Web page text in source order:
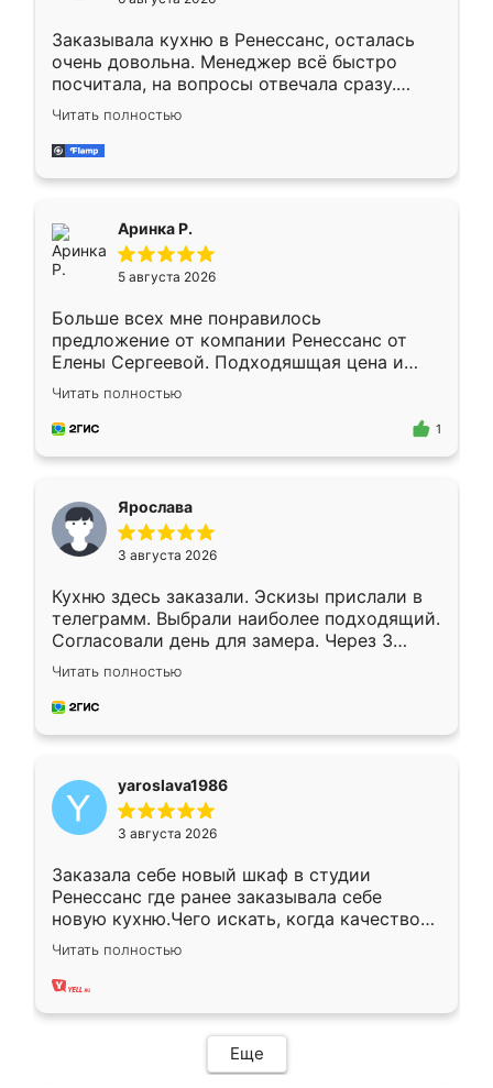
Заказывала кухню в Ренессанс, осталась
очень довольна. Менеджер всё быстро
посчитала, на вопросы отвечала сразу.
Замерщик приехал в субботу, подошёл к
делу со всей ответственностью. Собрали
за день, ребята работали аккуратно, даже
Читать полностью
Аринка Р.
5 августа 2026
Больше всех мне понравилось
предложение от компании Ренессанс от
Елены Сергеевой. Подходяшщая цена и
короткие сроки изготовления. Приехавший
для замера сотрудник Владислав
предложил по моему эскизу самый
Читать полностью
1
Ярослава
3 августа 2026
Кухню здесь заказали. Эскизы прислали в
телеграмм. Выбрали наиболее подходящий.
Согласовали день для замера. Через 3
недели кухня была уже готова. Остались
довольны работой. Спасибо Ренессанс
мебель за качественную работу!
Читать полностью
yaroslava1986
3 августа 2026
Заказала себе новый шкаф в студии
Ренессанс где ранее заказывала себе
новую кухню.Чего искать, когда качеством
вполне довольна. Служит кухня уже почти
два года, нареканий нет.
Читать полностью
Еще